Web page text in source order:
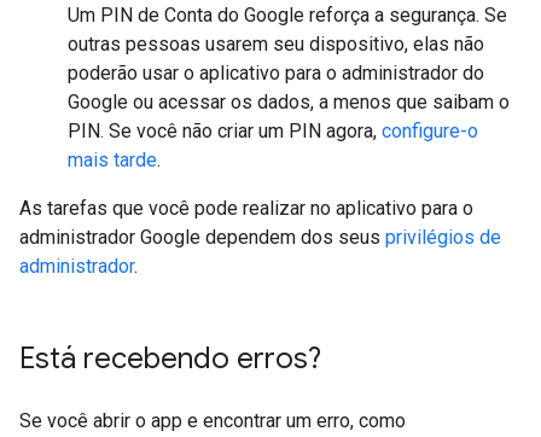
Um PIN de Conta do Google reforça a segurança. Se
outras pessoas usarem seu dispositivo, elas não
poderão usar o aplicativo para o administrador do
Google ou acessar os dados, a menos que saibam o
PIN. Se você não criar um PIN agora, configure-o
mais tarde.
As tarefas que você pode realizar no aplicativo para o
administrador Google dependem dos seus privilégios de
administrador.
Está recebendo erros?
Se você abrir o app e encontrar um erro, como